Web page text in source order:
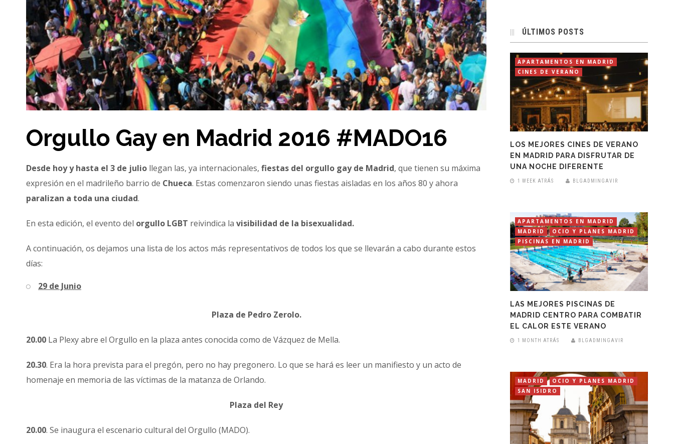
Orgullo Gay en Madrid 2016 #MADO16
Desde hoy y hasta el 3 de julio llegan las, ya internacionales, fiestas del orgullo gay de Madrid, que tienen su máxima
expresión en el madrileño barrio de Chueca. Estas comenzaron siendo unas fiestas aisladas en los años 80 y ahora
paralizan a toda una ciudad.
En esta edición, el evento del orgullo LGBT reivindica la visibilidad de la bisexualidad.
A continuación, os dejamos una lista de los actos más representativos de todos los que se llevarán a cabo durante estos
días:
29 de Junio
Plaza de Pedro Zerolo.
20.00 La Plexy abre el Orgullo en la plaza antes conocida como de Vázquez de Mella.
20.30. Era la hora prevista para el pregón, pero no hay pregonero. Lo que se hará es leer un manifiesto y un acto de
homenaje en memoria de las víctimas de la matanza de Orlando.
Plaza del Rey
20.00. Se inaugura el escenario cultural del Orgullo (MADO).
ÚLTIMOS POSTS
APARTAMENTOS EN MADRID
CINES DE VERANO
LOS MEJORES CINES DE VERANO
EN MADRID PARA DISFRUTAR DE
UNA NOCHE DIFERENTE
1 WEEK ATRÁS BLGADMINGAVIR
APARTAMENTOS EN MADRID
MADRID
OCIO Y PLANES MADRID
PISCINAS EN MADRID
LAS MEJORES PISCINAS DE
MADRID CENTRO PARA COMBATIR
EL CALOR ESTE VERANO
1 MONTH ATRÁS BLGADMINGAVIR
MADRID
OCIO Y PLANES MADRID
SAN ISIDRO